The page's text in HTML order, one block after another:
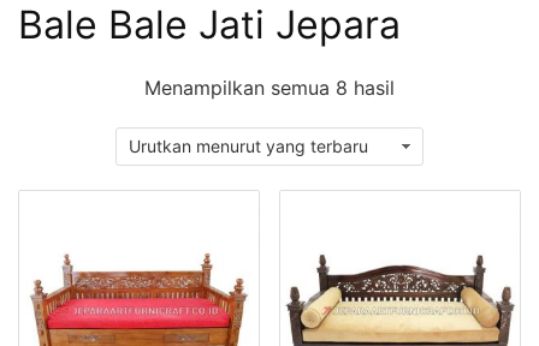
Bale Bale Jati Jepara
Menampilkan semua 8 hasil